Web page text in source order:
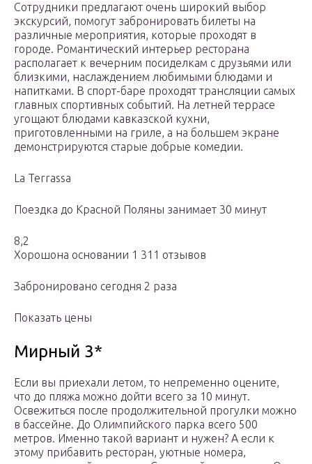
Сотрудники предлагают очень широкий выбор
экскурсий, помогут забронировать билеты на
различные мероприятия, которые проходят в
городе. Романтический интерьер ресторана
располагает к вечерним посиделкам с друзьями или
близкими, наслаждением любимыми блюдами и
напитками. В спорт-баре проходят трансляции самых
главных спортивных событий. На летней террасе
угощают блюдами кавказской кухни,
приготовленными на гриле, а на большем экране
демонстрируются старые добрые комедии.
La Terrassa
Поездка до Красной Поляны занимает 30 минут
8,2
Хорошона основании 1 311 отзывов
Забронировано сегодня 2 раза
Показать цены
Мирный 3*
Если вы приехали летом, то непременно оцените,
что до пляжа можно дойти всего за 10 минут.
Освежиться после продолжительной прогулки можно
в бассейне. До Олимпийского парка всего 500
метров. Именно такой вариант и нужен? А если к
этому прибавить ресторан, уютные номера,